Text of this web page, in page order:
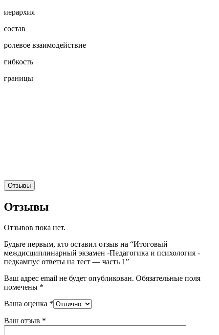
иерархия
состав
ролевое взаимодействие
гибкость
границы
Отзывы
Отзывы
Отзывов пока нет.
Будьте первым, кто оставил отзыв на “Итоговый
междисциплинарный экзамен -Педагогика и психология -
педкампус ответы на тест — часть 1”
Ваш адрес email не будет опубликован. Обязательные поля
помечены *
Ваша оценка *
Ваш отзыв *